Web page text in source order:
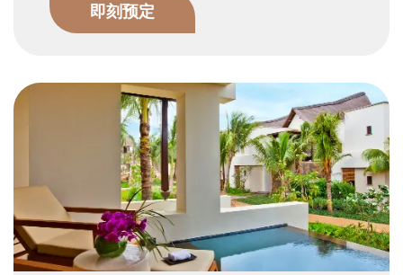
即刻预定
可俯瞰整个度假村的游泳池和花园壮丽的景观并且享受恩赐的幸
福的同时召唤您再跳入自己的无边私人泳池感受无尽凉爽。